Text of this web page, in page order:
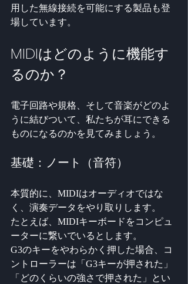
用した無線接続を可能にする製品も登
場しています。
MIDIはどのように機能す
るのか？
電子回路や規格、そして音楽がどのよ
うに結びついて、私たちが耳にできる
ものになるのかを見てみましょう。
基礎：ノート（音符）
本質的に、MIDIはオーディオではな
く、演奏データをやり取りします。
たとえば、MIDIキーボードをコンピュ
ーターに繋いでいるとします。
G3のキーをやわらかく押した場合、コ
ントローラーは「G3キーが押された」
「どのくらいの強さで押された」とい